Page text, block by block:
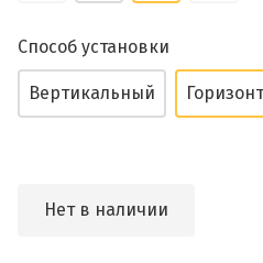
Способ установки
Вертикальный
Нет в наличии